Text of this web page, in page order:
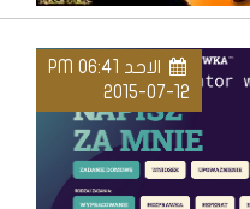
الاحد PM 06:41
2015-07-12